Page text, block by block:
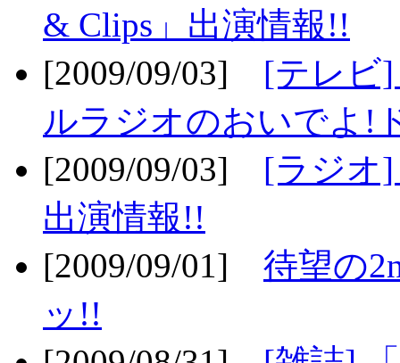
& Clips」出演情報!!
[2009/09/03] [テレビ
ルラジオのおいでよ!
[2009/09/03] [ラジオ]
出演情報!!
[2009/09/01] 待望の
ッ!!